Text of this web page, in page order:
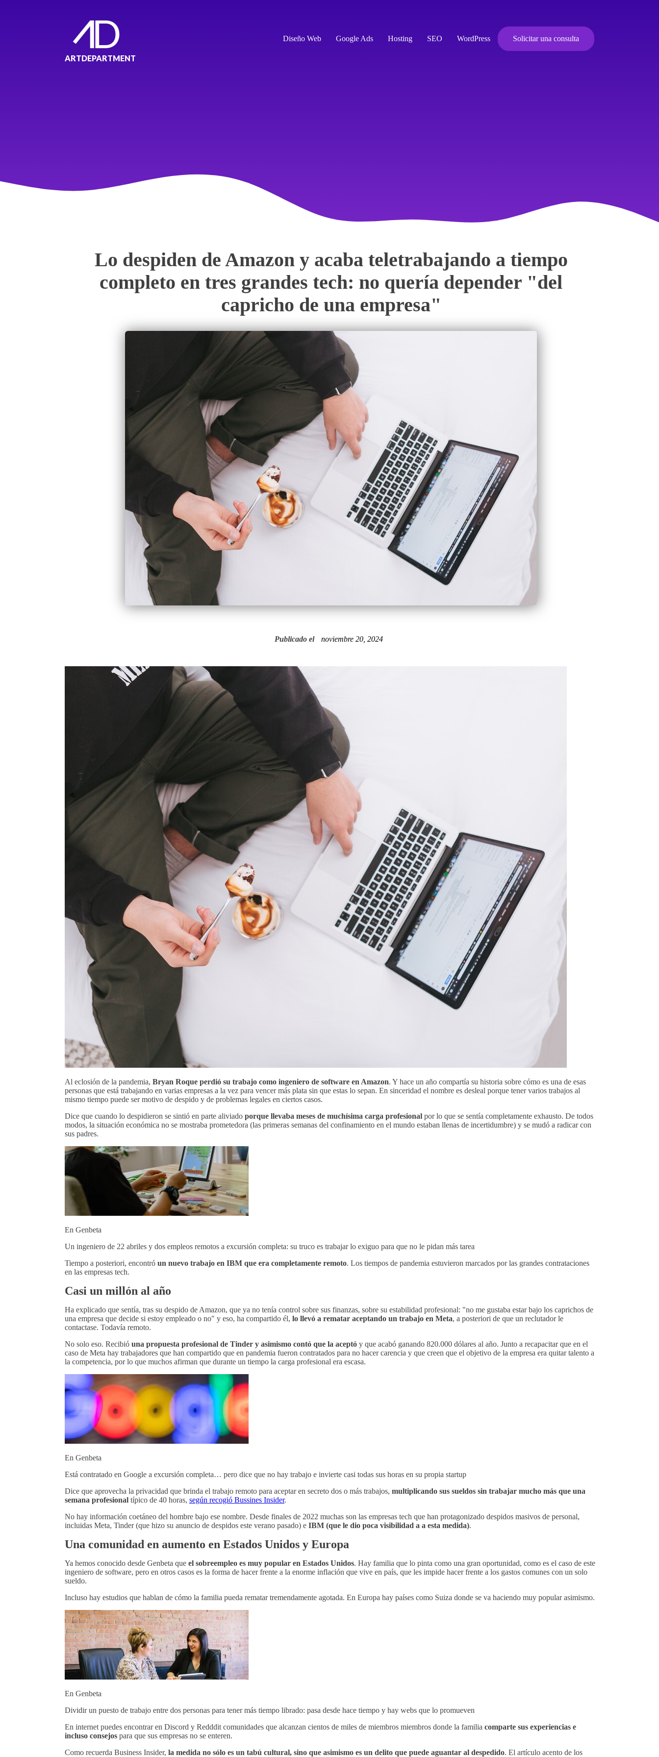
ARTDEPARTMENT
Diseño Web Google Ads Hosting SEO WordPress Solicitar una consulta
Lo despiden de Amazon y acaba teletrabajando a tiempo
completo en tres grandes tech: no quería depender "del
capricho de una empresa"
Publicado el noviembre 20, 2024
Al eclosión de la pandemia, Bryan Roque perdió su trabajo como ingeniero de software en Amazon. Y hace un año compartía su historia sobre cómo es una de esas
personas que está trabajando en varias empresas a la vez para vencer más plata sin que estas lo sepan. En sinceridad el nombre es desleal porque tener varios trabajos al
mismo tiempo puede ser motivo de despido y de problemas legales en ciertos casos.
Dice que cuando lo despidieron se sintió en parte aliviado porque llevaba meses de muchísima carga profesional por lo que se sentía completamente exhausto. De todos
modos, la situación económica no se mostraba prometedora (las primeras semanas del confinamiento en el mundo estaban llenas de incertidumbre) y se mudó a radicar con
sus padres.
En Genbeta
Un ingeniero de 22 abriles y dos empleos remotos a excursión completa: su truco es trabajar lo exiguo para que no le pidan más tarea
Tiempo a posteriori, encontró un nuevo trabajo en IBM que era completamente remoto. Los tiempos de pandemia estuvieron marcados por las grandes contrataciones
en las empresas tech.
Casi un millón al año
Ha explicado que sentía, tras su despido de Amazon, que ya no tenía control sobre sus finanzas, sobre su estabilidad profesional: "no me gustaba estar bajo los caprichos de
una empresa que decide si estoy empleado o no" y eso, ha compartido él, lo llevó a rematar aceptando un trabajo en Meta, a posteriori de que un reclutador le
contactase. Todavía remoto.
No solo eso. Recibió una propuesta profesional de Tinder y asimismo contó que la aceptó y que acabó ganando 820.000 dólares al año. Junto a recapacitar que en el
caso de Meta hay trabajadores que han compartido que en pandemia fueron contratados para no hacer carencia y que creen que el objetivo de la empresa era quitar talento a
la competencia, por lo que muchos afirman que durante un tiempo la carga profesional era escasa.
En Genbeta
Está contratado en Google a excursión completa… pero dice que no hay trabajo e invierte casi todas sus horas en su propia startup
Dice que aprovecha la privacidad que brinda el trabajo remoto para aceptar en secreto dos o más trabajos, multiplicando sus sueldos sin trabajar mucho más que una
semana profesional típico de 40 horas, según recogió Bussines Insider.
No hay información coetáneo del hombre bajo ese nombre. Desde finales de 2022 muchas son las empresas tech que han protagonizado despidos masivos de personal,
incluidas Meta, Tinder (que hizo su anuncio de despidos este verano pasado) e IBM (que le dio poca visibilidad a a esta medida).
Una comunidad en aumento en Estados Unidos y Europa
Ya hemos conocido desde Genbeta que el sobreempleo es muy popular en Estados Unidos. Hay familia que lo pinta como una gran oportunidad, como es el caso de este
ingeniero de software, pero en otros casos es la forma de hacer frente a la enorme inflación que vive en país, que les impide hacer frente a los gastos comunes con un solo
sueldo.
Incluso hay estudios que hablan de cómo la familia pueda rematar tremendamente agotada. En Europa hay países como Suiza donde se va haciendo muy popular asimismo.
En Genbeta
Dividir un puesto de trabajo entre dos personas para tener más tiempo librado: pasa desde hace tiempo y hay webs que lo promueven
En internet puedes encontrar en Discord y Redddit comunidades que alcanzan cientos de miles de miembros miembros donde la familia comparte sus experiencias e
incluso consejos para que sus empresas no se enteren.
Como recuerda Business Insider, la medida no sólo es un tabú cultural, sino que asimismo es un delito que puede aguantar al despedido. El artículo acento de los